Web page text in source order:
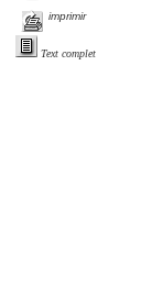
imprimir
Text complet